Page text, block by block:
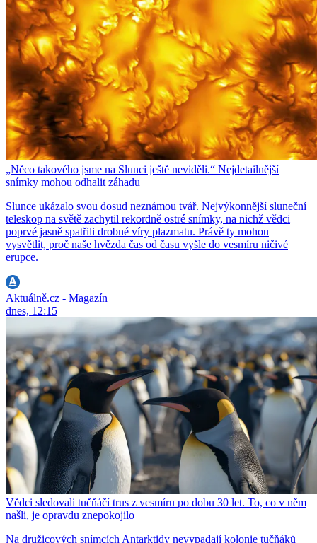
„Něco takového jsme na Slunci ještě neviděli.“ Nejdetailnější
snímky mohou odhalit záhadu
Slunce ukázalo svou dosud neznámou tvář. Nejvýkonnější sluneční
teleskop na světě zachytil rekordně ostré snímky, na nichž vědci
poprvé jasně spatřili drobné víry plazmatu. Právě ty mohou
vysvětlit, proč naše hvězda čas od času vyšle do vesmíru ničivé
erupce.
Aktuálně.cz - Magazín
dnes, 12:15
Vědci sledovali tučňáčí trus z vesmíru po dobu 30 let. To, co v něm
našli, je opravdu znepokojilo
Na družicových snímcích Antarktidy nevypadají kolonie tučňáků